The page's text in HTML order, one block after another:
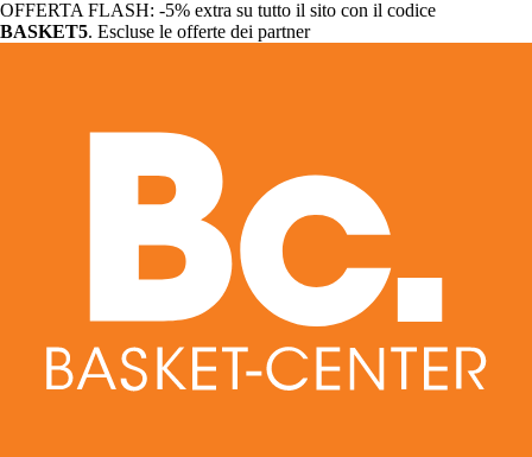
OFFERTA FLASH: -5% extra su tutto il sito con il codice
BASKET5. Escluse le offerte dei partner